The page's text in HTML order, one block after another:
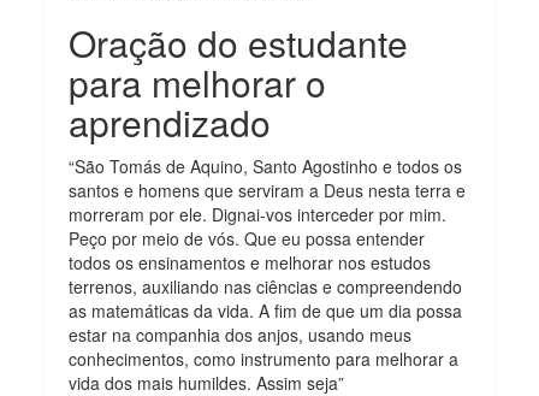
Oração do estudante
para melhorar o
aprendizado
“São Tomás de Aquino, Santo Agostinho e todos os
santos e homens que serviram a Deus nesta terra e
morreram por ele. Dignai-vos interceder por mim.
Peço por meio de vós. Que eu possa entender
todos os ensinamentos e melhorar nos estudos
terrenos, auxiliando nas ciências e compreendendo
as matemáticas da vida. A fim de que um dia possa
estar na companhia dos anjos, usando meus
conhecimentos, como instrumento para melhorar a
vida dos mais humildes. Assim seja”